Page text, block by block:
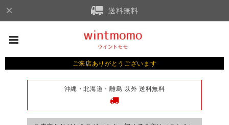
送料無料
ご来店ありがとうございます
沖縄・北海道・離島 以外 送料無料